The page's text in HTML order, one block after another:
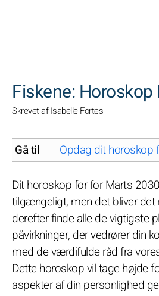
Fiskene:
Skrevet af Isabelle Fortes
Gå til Opdag dit horoskop
Dit horoskop for for Marts
tilgængeligt, men det bliver det
derefter finde alle de vigtigste
påvirkninger, der vedrører din
med de værdifulde råd fra
Dette horoskop vil tage højde
aspekter af din personlighed